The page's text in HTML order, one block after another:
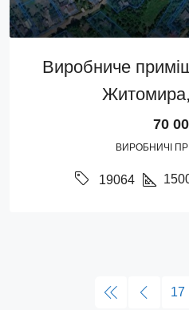
Виробниче
70
ВИРОБНИЧІ
19064
17